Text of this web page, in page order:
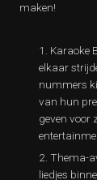
maken!
Karaoke
elkaar
nummers
van hun
geven voor
Thema-
liedjes